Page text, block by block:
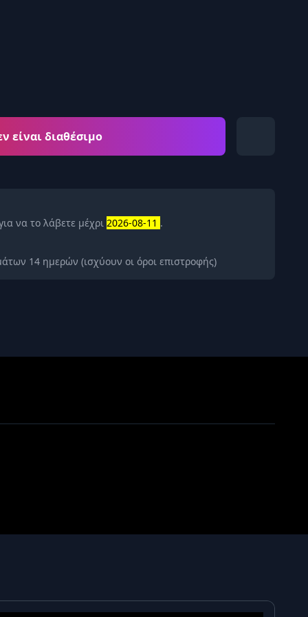
είναι διαθέσιμο
να το λάβετε μέχρι 2026-08-11 .
14 ημερών (ισχύουν οι όροι επιστροφής)